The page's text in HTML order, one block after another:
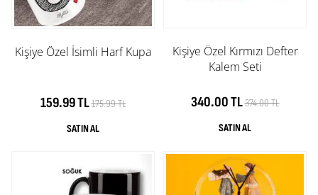
Kişiye Özel İsimli Harf Kupa
159.99 TL175.99 TL
Kişiye Özel Kırmızı Defter
Kalem Seti
340.00 TL374.00 TL